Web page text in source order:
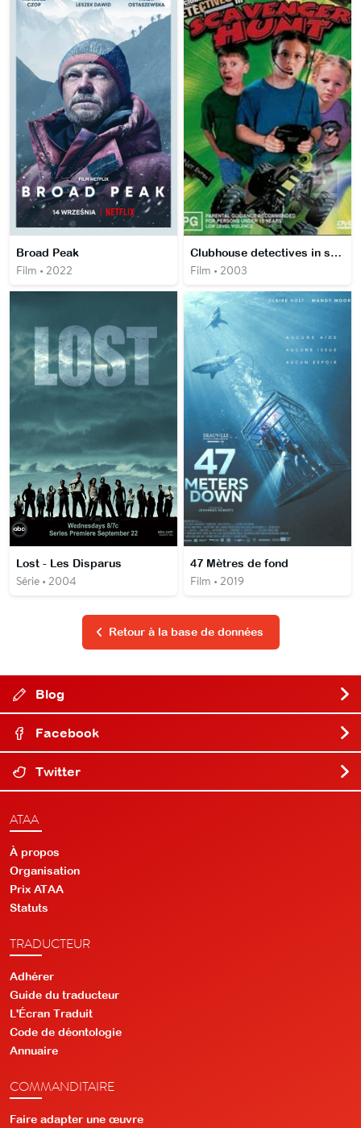
Broad Peak
Film • 2022
Clubhouse detectives in scavenger hunt
Film • 2003
Lost - Les Disparus
Série • 2004
47 Mètres de fond
Film • 2019
Retour à la base de données
Blog
Facebook
Twitter
ATAA
À propos
Organisation
Prix ATAA
Statuts
TRADUCTEUR
Adhérer
Guide du traducteur
L'Écran Traduit
Code de déontologie
Annuaire
COMMANDITAIRE
Faire adapter une œuvre